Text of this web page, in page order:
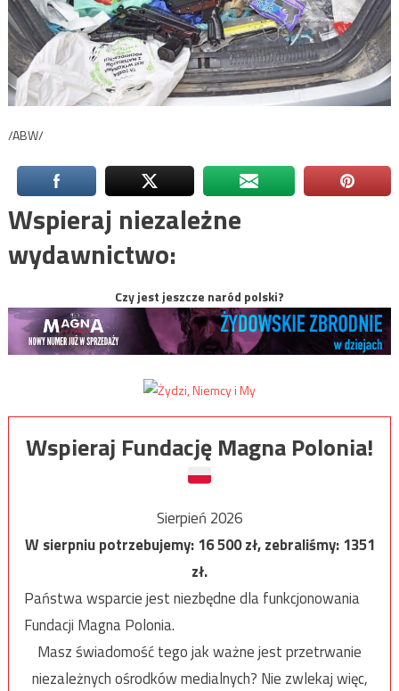
/ABW/
Wspieraj niezależne
wydawnictwo:
Czy jest jeszcze naród polski?
Wspieraj Fundację Magna Polonia!
Sierpień 2026
W sierpniu potrzebujemy:16 500zł, zebraliśmy:1351
zł.
Państwa wsparcie jest niezbędne dla funkcjonowania
Fundacji Magna Polonia.
Masz świadomość tego jak ważne jest przetrwanie
niezależnych ośrodków medialnych? Nie zwlekaj więc,